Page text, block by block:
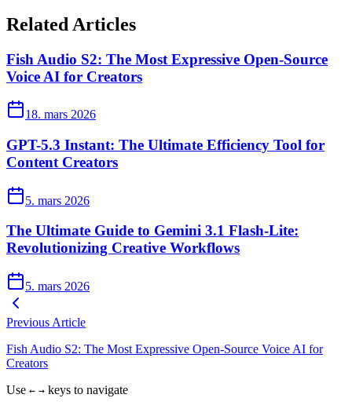
Related Articles
Fish Audio S2: The Most Expressive Open-Source
Voice AI for Creators
18. mars 2026
GPT-5.3 Instant: The Ultimate Efficiency Tool for
Content Creators
5. mars 2026
The Ultimate Guide to Gemini 3.1 Flash-Lite:
Revolutionizing Creative Workflows
5. mars 2026
Previous Article
Fish Audio S2: The Most Expressive Open-Source Voice AI for
Creators
Use ← → keys to navigate